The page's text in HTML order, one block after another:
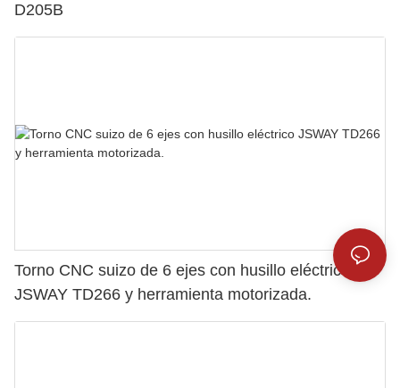
D205B
Torno CNC suizo de 6 ejes con husillo eléctrico
JSWAY TD266 y herramienta motorizada.